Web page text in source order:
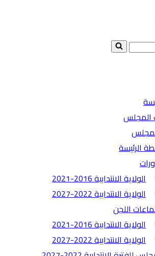
المجلس
الرئيسة
الولاية الانتدابية 2016-2021
الولاية الانتدابية 2022-2027
اللجن
الولاية الانتدابية 2016-2021
الولاية الانتدابية 2022-2027